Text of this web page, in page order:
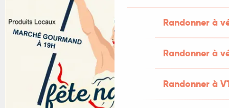
Randonner à
Randonner à
Randonner à